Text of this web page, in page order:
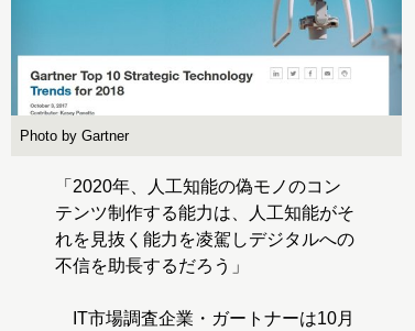
Photo by Gartner
「2020年、人工知能の偽モノのコン
テンツ制作する能力は、人工知能がそ
れを見抜く能力を凌駕しデジタルへの
不信を助長するだろう」
IT市場調査企業・ガートナーは10月